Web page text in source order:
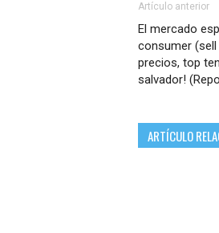
Artículo anterior
El mercado
consumer (sell
precios, top
salvador!
ARTÍCULO